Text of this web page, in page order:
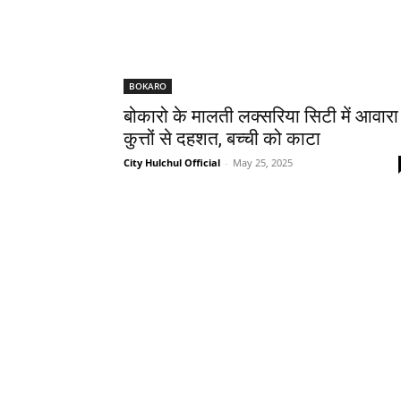
BOKARO
बोकारो के मालती लक्सरिया सिटी में आवारा
कुत्तों से दहशत, बच्ची को काटा
City Hulchul Official - May 25, 2025